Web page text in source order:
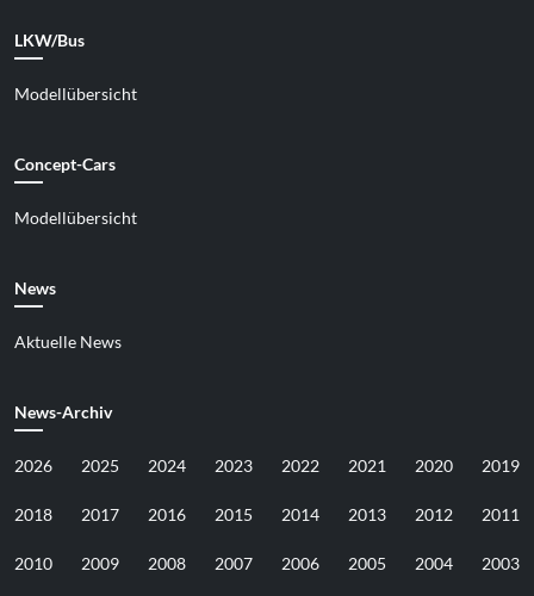
LKW/Bus
Modellübersicht
Concept-Cars
Modellübersicht
News
Aktuelle News
News-Archiv
2026 2025 2024 2023 2022 2021 2020 2019
2018 2017 2016 2015 2014 2013 2012 2011
2010 2009 2008 2007 2006 2005 2004 2003